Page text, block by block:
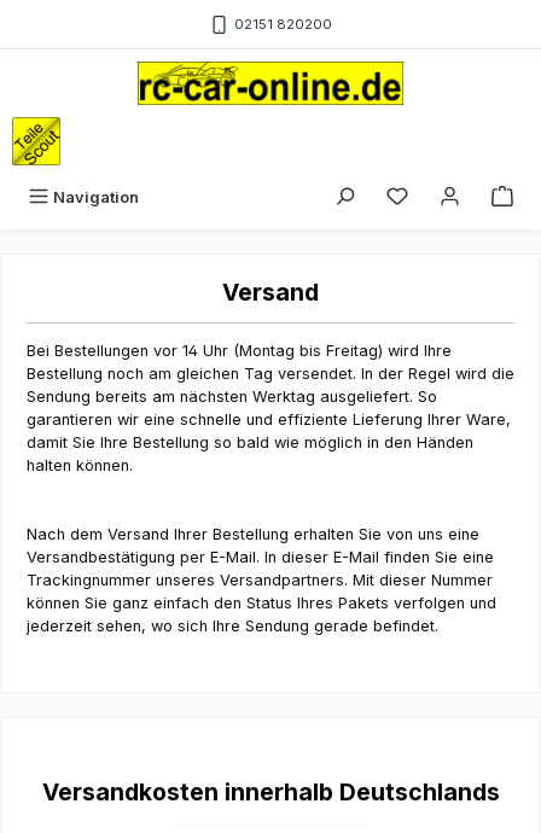
02151 820200
Navigation Du hast 0
Versand
Bei Bestellungen vor 14 Uhr (Montag bis Freitag) wird Ihre
Bestellung noch am gleichen Tag versendet. In der Regel wird die
Sendung bereits am nächsten Werktag ausgeliefert. So
garantieren wir eine schnelle und effiziente Lieferung Ihrer Ware,
damit Sie Ihre Bestellung so bald wie möglich in den Händen
halten können.
Nach dem Versand Ihrer Bestellung erhalten Sie von uns eine
Versandbestätigung per E-Mail. In dieser E-Mail finden Sie eine
Trackingnummer unseres Versandpartners. Mit dieser Nummer
können Sie ganz einfach den Status Ihres Pakets verfolgen und
jederzeit sehen, wo sich Ihre Sendung gerade befindet.
Versandkosten innerhalb Deutschlands